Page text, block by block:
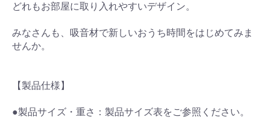
どれもお部屋に取り入れやすいデザイン。
みなさんも、吸音材で新しいおうち時間をはじめてみま
せんか。
【製品仕様】
●製品サイズ・重さ：製品サイズ表をご参照ください。